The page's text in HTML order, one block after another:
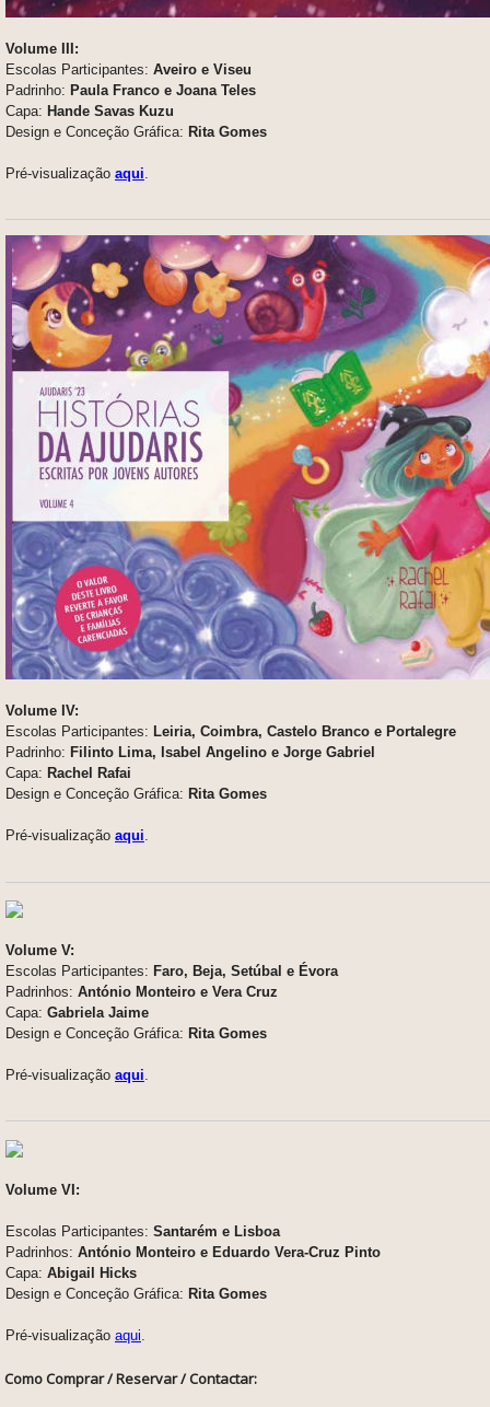
Volume III:
Escolas Participantes: Aveiro e Viseu
Padrinho: Paula Franco e Joana Teles
Capa: Hande Savas Kuzu
Design e Conceção Gráfica: Rita Gomes
Pré-visualização aqui
Volume IV:
Escolas Participantes: Leiria, Coimbra, Castelo Branco e Portalegre
Padrinho: Filinto Lima, Isabel Angelino e Jorge Gabriel
Capa: Rachel Rafai
Design e Conceção Gráfica: Rita Gomes
Pré-visualização aqui.
Volume V:
Escolas Participantes: Faro, Beja, Setúbal e Évora
Padrinhos: António Monteiro e Vera Cruz
Capa: Gabriela Jaime
Design e Conceção Gráfica: Rita Gomes
Pré-visualização aqui
Volume VI:
Escolas Participantes: Santarém e Lisboa
Padrinhos: António Monteiro e Eduardo Vera-Cruz Pinto
Capa: Abigail Hicks
Design e Conceção Gráfica: Rita Gomes
Pré-visualização aqui
Como Comprar / Reservar / Contactar: